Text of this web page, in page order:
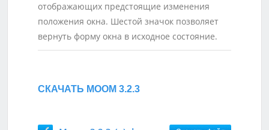
отображающих предстоящие изменения
положения окна. Шестой значок позволяет
вернуть форму окна в исходное состояние.
СКАЧАТЬ MOOM 3.2.3